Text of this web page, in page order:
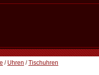
/ Uhren /Tischuhren